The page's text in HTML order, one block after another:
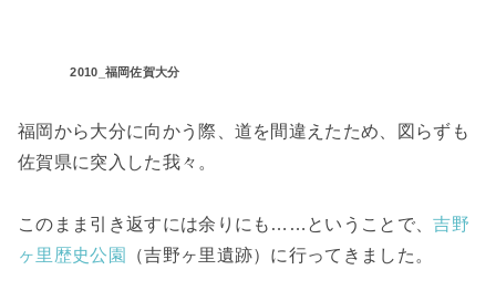
2010_福岡佐賀大分
福岡から大分に向かう際、道を間違えたため、図らずも
佐賀県に突入した我々。
このまま引き返すには余りにも……ということで、吉野
ヶ里歴史公園
（吉野ヶ里遺跡）に行ってきました。